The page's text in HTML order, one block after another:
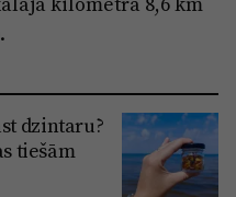
dzintaru?
tiešām